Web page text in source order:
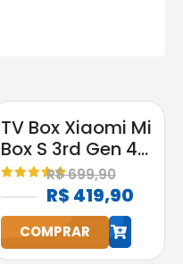
TV Box Xiaomi Mi
Box S 3rd Gen 4K
2GB RAM 32GB
Google
Assistente
out of 5
R$699,90
R$ 419,90
COMPRAR